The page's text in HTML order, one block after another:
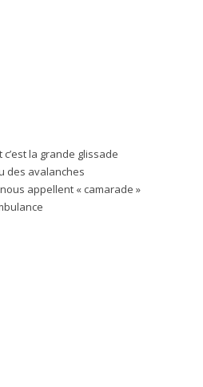
la grande glissade
des avalanches
appellent « camarade »